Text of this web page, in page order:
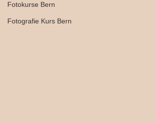
Fotokurse Bern
Fotografie Kurs Bern